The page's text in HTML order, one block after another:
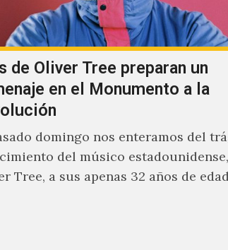
de Oliver Tree preparan un
en el Monumento a la
domingo nos enteramos del
del músico estadounidense,
Tree, a sus apenas 32 años de edad